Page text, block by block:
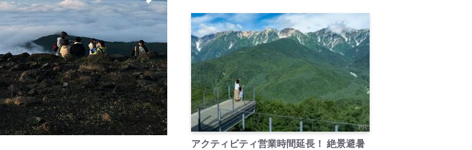
PR
アクティビティ営業時間延長！ 絶景避暑